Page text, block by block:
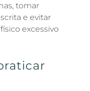
tomar
e evitar
excessivo